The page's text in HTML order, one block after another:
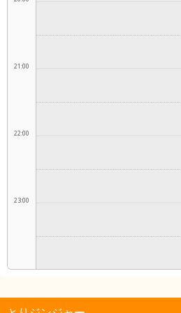
21:00
22:00
23:00